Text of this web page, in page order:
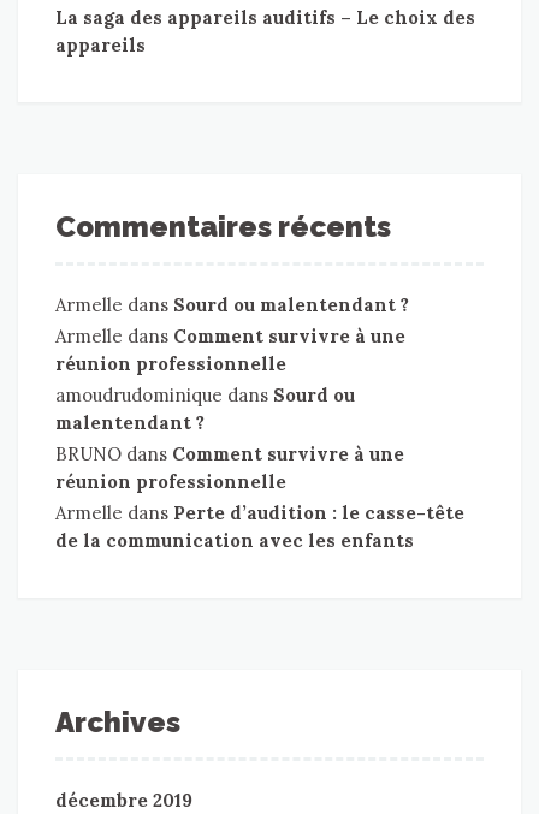
La saga des appareils auditifs – Le choix des
appareils
Commentaires récents
Armelle dans Sourd ou malentendant ?
Armelle dans Comment survivre à une
réunion professionnelle
amoudrudominique dans Sourd ou
malentendant ?
BRUNO dans Comment survivre à une
réunion professionnelle
Armelle dans Perte d’audition : le casse-tête
de la communication avec les enfants
Archives
décembre 2019